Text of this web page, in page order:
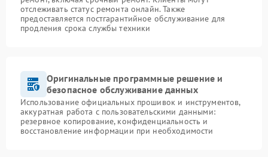
отслеживать статус ремонта онлайн. Также
предоставляется постгарантийное обслуживание для
продления срока службы техники
Оригинальные программные решение и
безопасное обслуживание данных
Использование официальных прошивок и инструментов,
аккуратная работа с пользовательскими данными:
резервное копирование, конфиденциальность и
восстановление информации при необходимости